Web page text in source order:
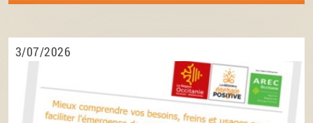
3/07/2026